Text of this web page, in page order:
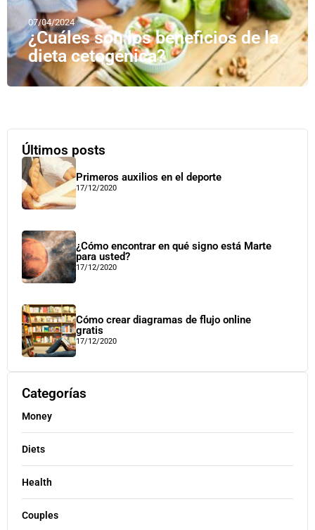
07/04/2024
¿Cuáles son los beneficios de la
dieta cetogénica?
Últimos posts
Primeros auxilios en el deporte
17/12/2020
¿Cómo encontrar en qué signo está Marte
para usted?
17/12/2020
Cómo crear diagramas de flujo online
gratis
17/12/2020
Categorías
Money
Diets
Health
Couples